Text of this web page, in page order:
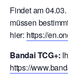
Findet am
müssen
hier: https://
Bandai TCG+:
https://